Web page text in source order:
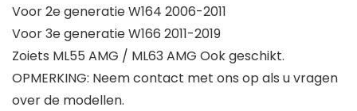
Voor 2e generatie W164 2006-2011
Voor 3e generatie W166 2011-2019
Zoiets ML55 AMG / ML63 AMG Ook geschikt.
OPMERKING: Neem contact met ons op als u vragen
over de modellen.